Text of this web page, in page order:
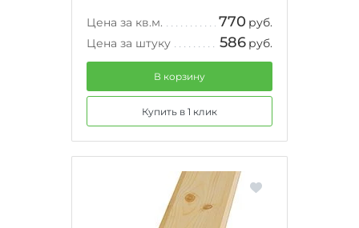
Цена за кв.м. 770 руб.
Цена за штуку
586 руб.
В корзину
Купить в 1 клик